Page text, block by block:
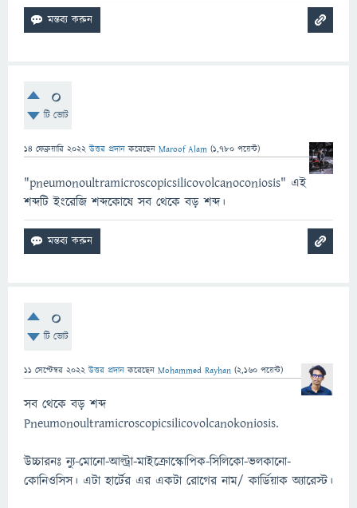
0
টি ভোট
14 ফেব্রুয়ারি 2022 উত্তর প্রদান করেছেন Maroof Alam (1,780 পয়েন্ট)
"pneumonoultramicroscopicsilicovolcanoconiosis" এই
শব্দটি ইংরেজি শব্দকোষে সব থেকে বড় শব্দ।
0
টি ভোট
11 সেপ্টেম্বর 2022 উত্তর প্রদান করেছেন Mohammed Rayhan (2,160 পয়েন্ট)
সব থেকে বড় শব্দ
Pneumonoultramicroscopicsilicovolcanokoniosis.
উচ্চারনঃ ন্যু-মোনো-আল্ট্রা-মাইক্রোস্কোপিক-সিলিকো-ভলকানো-
কোনিওসিস। এটা হার্টের এর একটা রোগের নাম/ কার্ডিয়াক অ্যারেস্ট।